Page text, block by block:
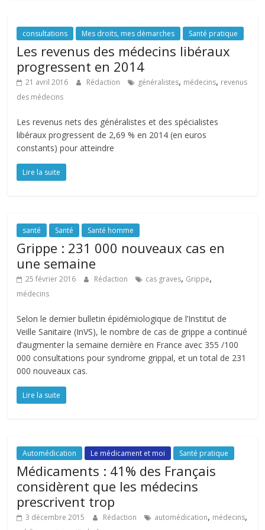
consultations Mes droits, mes démarches Santé pratique
Les revenus des médecins libéraux
progressent en 2014
21 avril 2016 Rédaction généralistes, médecins, revenus
des médecins
Les revenus nets des généralistes et des spécialistes
libéraux progressent de 2,69 % en 2014 (en euros
constants) pour atteindre
Lire la suite
santé Santé Santé homme
Grippe : 231 000 nouveaux cas en
une semaine
25 février 2016 Rédaction cas graves, Grippe,
médecins
Selon le dernier bulletin épidémiologique de l’Institut de
Veille Sanitaire (InVS), le nombre de cas de grippe a continué
d’augmenter la semaine dernière en France avec 355 /100
000 consultations pour syndrome grippal, et un total de 231
000 nouveaux cas.
Lire la suite
Automédication Le médicament et moi Santé pratique
Médicaments : 41% des Français
considèrent que les médecins
prescrivent trop
3 décembre 2015 Rédaction automédication, médecins,